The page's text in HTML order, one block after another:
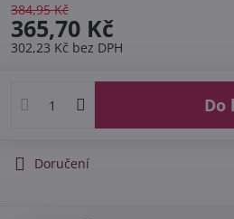
384,95 Kč
365,70 Kč
302,23 Kč bez DPH
Doručení